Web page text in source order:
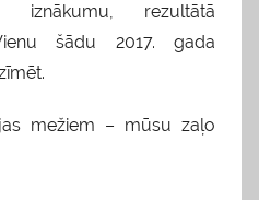
iznākumu, rezultātā
šādu 2017. gada
mežiem – mūsu zaļo